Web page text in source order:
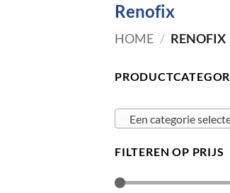
Renofix
HOME / RENOFIX
Een categorie
FILTEREN OP PRIJS